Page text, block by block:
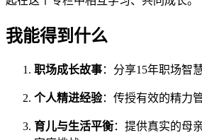
我能得到什么
职场成长故事：分享15年职场智
个人精进经验：传授有效的精力
育儿与生活平衡：提供真实的母